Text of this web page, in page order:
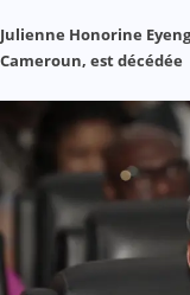
Julienne Honorine
Cameroun, est décédée